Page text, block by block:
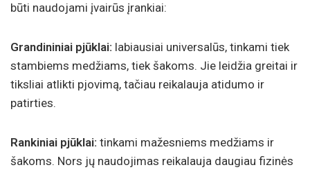
būti naudojami įvairūs įrankiai:
Grandininiai pjūklai: labiausiai universalūs, tinkami tiek
stambiems medžiams, tiek šakoms. Jie leidžia greitai ir
tiksliai atlikti pjovimą, tačiau reikalauja atidumo ir
patirties.
Rankiniai pjūklai: tinkami mažesniems medžiams ir
šakoms. Nors jų naudojimas reikalauja daugiau fizinės